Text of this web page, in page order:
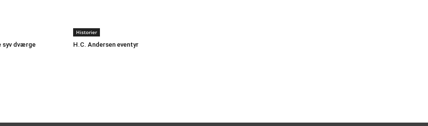
syv dværge
Historier
H.C. Andersen eventyr